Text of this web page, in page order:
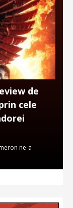
de
cele
ne-a